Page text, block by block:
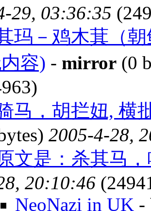
29, 03:36:35
玛－鸡木萁（
容) - mirror (0
马，胡拦妞, 横
2005-4-28,
文是：杀其马
20:10:46
NeoNazi in UK -